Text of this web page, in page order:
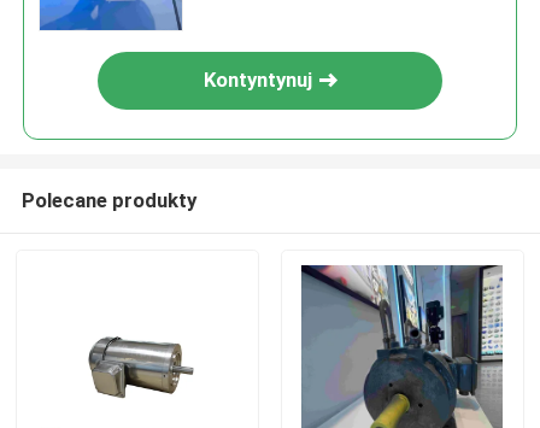
Kontyntynuj
Polecane produkty